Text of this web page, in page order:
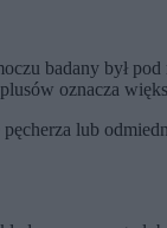
badany był
oznacza
lub